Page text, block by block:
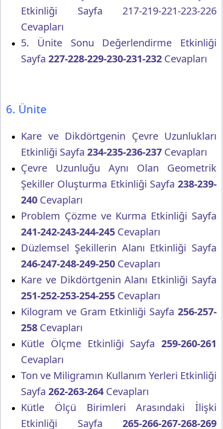
Etkinliği Sayfa 217-219-221-223-226
Cevapları
5. Ünite Sonu Değerlendirme Etkinliği
Sayfa 227-228-229-230-231-232 Cevapları
6. Ünite
Kare ve Dikdörtgenin Çevre Uzunlukları
Etkinliği Sayfa 234-235-236-237 Cevapları
Çevre Uzunluğu Aynı Olan Geometrik
Şekiller Oluşturma Etkinliği Sayfa 238-239-
240 Cevapları
Problem Çözme ve Kurma Etkinliği Sayfa
241-242-243-244-245 Cevapları
Düzlemsel Şekillerin Alanı Etkinliği Sayfa
246-247-248-249-250 Cevapları
Kare ve Dikdörtgenin Alanı Etkinliği Sayfa
251-252-253-254-255 Cevapları
Kilogram ve Gram Etkinliği Sayfa 256-257-
258 Cevapları
Kütle Ölçme Etkinliği Sayfa 259-260-261
Cevapları
Ton ve Miligramın Kullanım Yerleri Etkinliği
Sayfa 262-263-264 Cevapları
Kütle Ölçü Birimleri Arasındaki İlişki
Etkinliği Sayfa 265-266-267-268-269